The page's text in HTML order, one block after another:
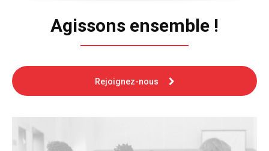
Agissons ensemble !
Rejoignez-nous